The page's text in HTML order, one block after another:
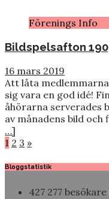
Förenings Info
Bildspelsafton
16 mars 2019
Att låta
sig vara en god idé!
åhörarna serverades
av månadens bild och
…]
Sidnumrering
för
1 2 3 »
Bloggstatistik
427 277